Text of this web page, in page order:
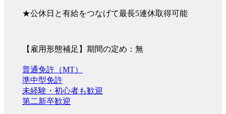
★公休日と有給をつなげて最長5連休取得可能
【雇用形態補足】期間の定め：無
普通免許（MT）
準中型免許
未経験・初心者も歓迎
第二新卒歓迎